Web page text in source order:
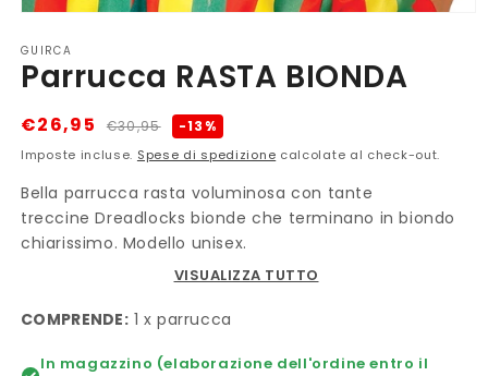
multimediali
1
in
modale
GUIRCA
Parrucca RASTA BIONDA
Prezzo
di
€30,95
Prezzo
scontato
€26,95 -13%
Imposte incluse. Spese di spedizione calcolate al check-out.
Bella parrucca rasta voluminosa con tante
treccine Dreadlocks bionde che terminano in biondo
chiarissimo. Modello unisex.
VISUALIZZA TUTTO
COMPRENDE: 1 x parrucca
In magazzino (elaborazione dell'ordine entro il